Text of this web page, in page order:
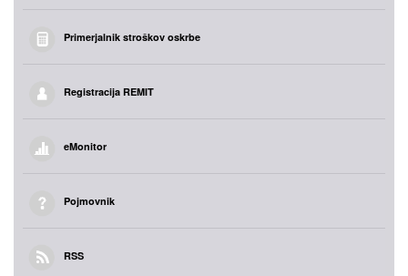
Primerjalnik stroškov oskrbe
Registracija REMIT
eMonitor
Pojmovnik
RSS